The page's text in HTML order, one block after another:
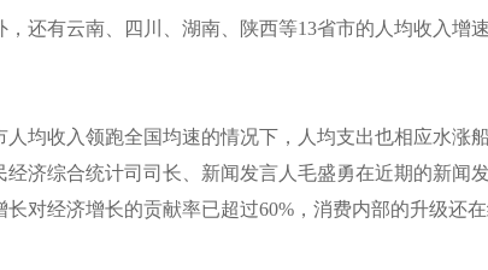
，还有云南、四川、湖南、陕西等13省市的人均收入增
人均收入领跑全国均速的情况下，人均支出也相应水涨
经济综合统计司司长、新闻发言人毛盛勇在近期的新闻
长对经济增长的贡献率已超过60%，消费内部的升级还在